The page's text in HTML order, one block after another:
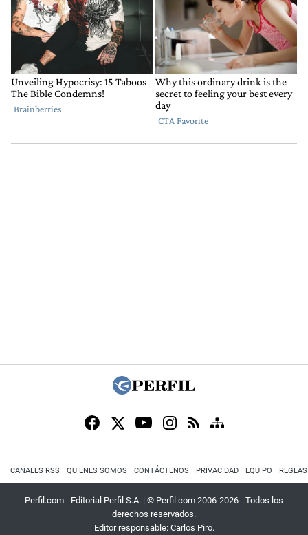
CANALES RSS QUIENES SOMOS CONTÁCTENOS PRIVACIDAD EQUIPO
Perfil.com - Editorial Perfil S.A. | © Perfil.com 2006-2026 - Todos los
derechos reservados.
Editor responsable: Carlos Piro.